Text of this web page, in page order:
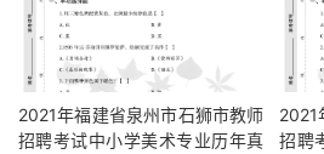
2021年福建省泉州市石狮市教师
招聘考试中小学美术专业历年真
2021
招聘